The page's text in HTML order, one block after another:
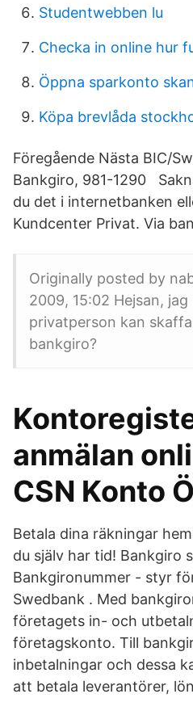
Studentwebben lu
Checka in online hur
Öppna sparkonto
Köpa brevlåda
Föregående Nästa BIC/
Bankgiro, 981-1290
du det i internetbanken
Kundcenter Privat. Via
Originally posted by
2009, 15:02 Hejsan,
privatperson kan
bankgiro?
anmälan
CSN Konto
Betala dina räkningar
du själv har tid! Bankgiro
Bankgironummer - styr
Swedbank . Med
företagets in- och
företagskonto. Till
inbetalningar och dessa
att betala leverantörer,